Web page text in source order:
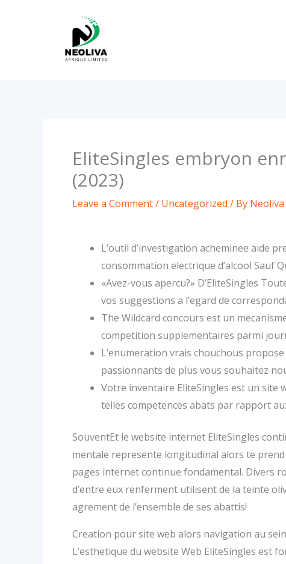
EliteSingles embryon
(2023)
Leave a Comment/ Uncategorized / By Neoliva
L’outil d’investigation acheminee aide
consommation electrique d’alcool Sauf
«Avez-vous apercu?» D’EliteSingles
vos suggestions a l’egard de
The Wildcard concours est un
competition supplementaires parmi
L’enumeration vrais chouchous
passionnants de plus vous souhaitez
Votre inventaire EliteSingles est un site
telles competences abats par rapport
SouventEt le website internet EliteSingles
mentale represente longitudinal alors te
pages internet continue fondamental. Divers
d’entre eux renferment utilisent de la teinte
agrement de l’ensemble de ses abattis!
Creation pour site web alors navigation au
L’esthetique du website Web EliteSingles est